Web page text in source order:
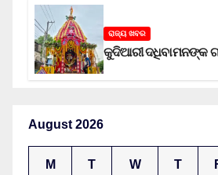
ରାଜ୍ୟ ଖବର
କୁଦିଆରୀ ଦଧିବାମନଙ୍କ
August 2026
M T W T